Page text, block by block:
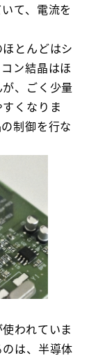
て、電流を
とんどはシ
ン結晶はほ
、ごく少量
くなりま
制御を行な
われていま
は、半導体